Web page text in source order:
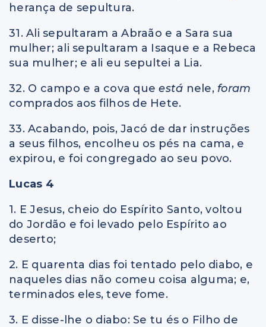
herança de sepultura.
31. Ali sepultaram a Abraão e a Sara sua
mulher; ali sepultaram a Isaque e a Rebeca
sua mulher; e ali eu sepultei a Lia.
32. O campo e a cova queestá nele, foram
comprados aos filhos de Hete.
33. Acabando, pois, Jacó de dar instruções
a seus filhos, encolheu os pés na cama, e
expirou, e foi congregado ao seu povo.
Lucas 4
1. E Jesus, cheio do Espírito Santo, voltou
do Jordão e foi levado pelo Espírito ao
deserto;
2. E quarenta dias foi tentado pelo diabo, e
naqueles dias não comeu coisa alguma; e,
terminados eles, teve fome.
3. E disse-lhe o diabo: Se tu és o Filho de